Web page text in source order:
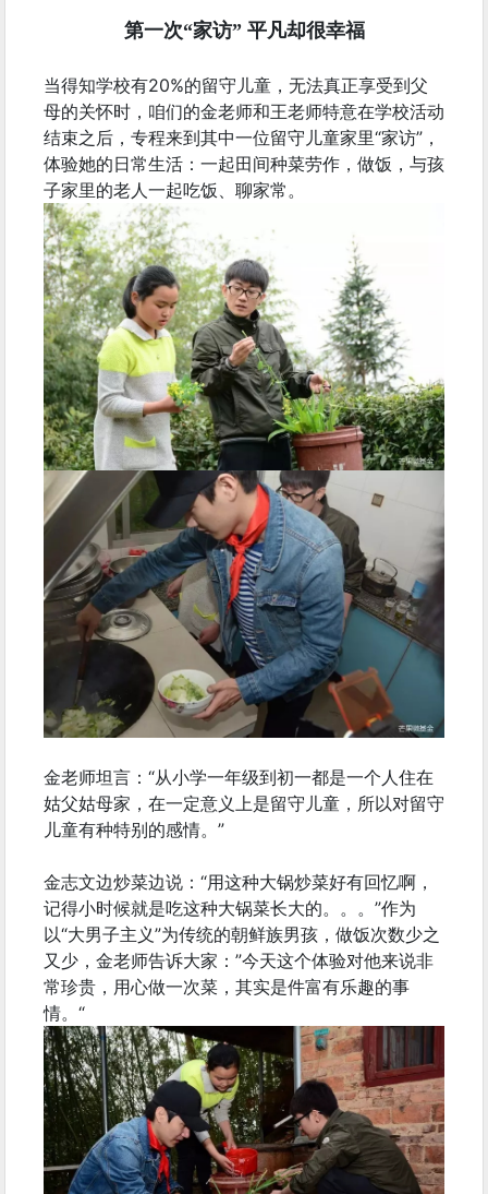
第一次“家访” 平凡却很幸福
当得知学校有20%的留守儿童，无法真正享受到父
母的关怀时，咱们的金老师和王老师特意在学校活动
结束之后，专程来到其中一位留守儿童家里“家访”，
体验她的日常生活：一起田间种菜劳作，做饭，与孩
子家里的老人一起吃饭、聊家常。
金老师坦言：“从小学一年级到初一都是一个人住在
姑父姑母家，在一定意义上是留守儿童，所以对留守
儿童有种特别的感情。”
金志文边炒菜边说：“用这种大锅炒菜好有回忆啊，
记得小时候就是吃这种大锅菜长大的。。。”作为
以“大男子主义”为传统的朝鲜族男孩，做饭次数少之
又少，金老师告诉大家：”今天这个体验对他来说非
常珍贵，用心做一次菜，其实是件富有乐趣的事
情。“